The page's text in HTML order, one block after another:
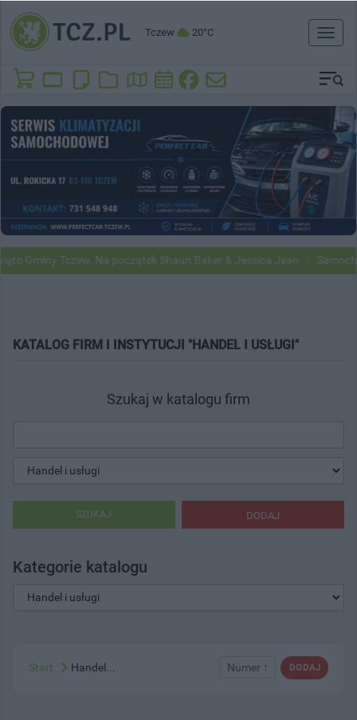
Tczew 20°C
Toggle
Gminy Tczew. Na początek Shaun Baker & Jessica Jean
KATALOG FIRM I INSTYTUCJI "HANDEL I USŁUGI"
Szukaj w katalogu firm
DODAJ
SZUKAJ
Kategorie katalogu
DODAJ
Numer ↑
Start Handel...